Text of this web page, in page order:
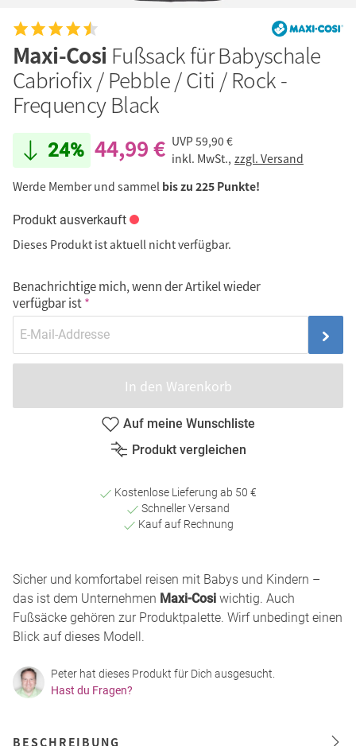
Maxi-Cosi Fußsack für Babyschale
Cabriofix / Pebble / Citi / Rock -
Frequency Black
24% 44,99 € UVP59,90 €
inkl. MwSt., zzgl. Versand
Werde Member und sammel bis zu 225 Punkte!
Produkt ausverkauft
Dieses Produkt ist aktuell nicht verfügbar.
Benachrichtige mich, wenn der Artikel wieder
verfügbar ist
In den Warenkorb
Auf meine Wunschliste
Produkt vergleichen
Kostenlose Lieferung ab 50 €
Schneller Versand
Kauf auf Rechnung
Sicher und komfortabel reisen mit Babys und Kindern –
das ist dem Unternehmen Maxi-Cosi wichtig. Auch
Fußsäcke gehören zur Produktpalette. Wirf unbedingt einen
Blick auf dieses Modell.
Peter hat dieses Produkt für Dich ausgesucht.
Hast du Fragen?
BESCHREIBUNG